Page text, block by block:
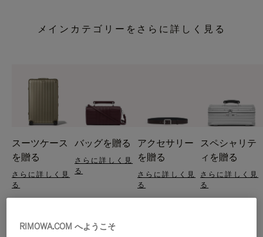
メインカテゴリーをさらに詳しく見る
スーツケース
を贈る
さらに詳しく見
る
バッグを贈る
さらに詳しく見
る
アクセサリー
を贈る
さらに詳しく見
る
スペシャリテ
ィを贈る
さらに詳しく見
る
RIMOWA.COM へようこそ